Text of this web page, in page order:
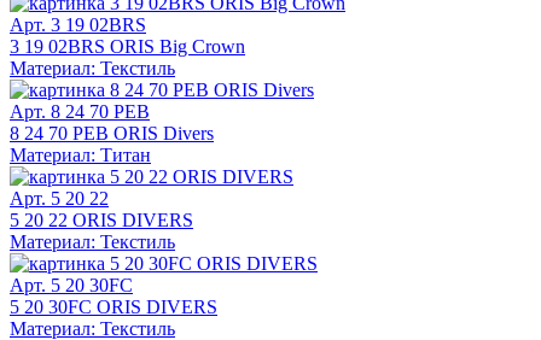
Арт. 3 19 02BRS
3 19 02BRS ORIS Big Crown
Материал: Текстиль
Арт. 8 24 70 PEB
8 24 70 PEB ORIS Divers
Материал: Титан
Арт. 5 20 22
5 20 22 ORIS DIVERS
Материал: Текстиль
Арт. 5 20 30FC
5 20 30FC ORIS DIVERS
Материал: Текстиль